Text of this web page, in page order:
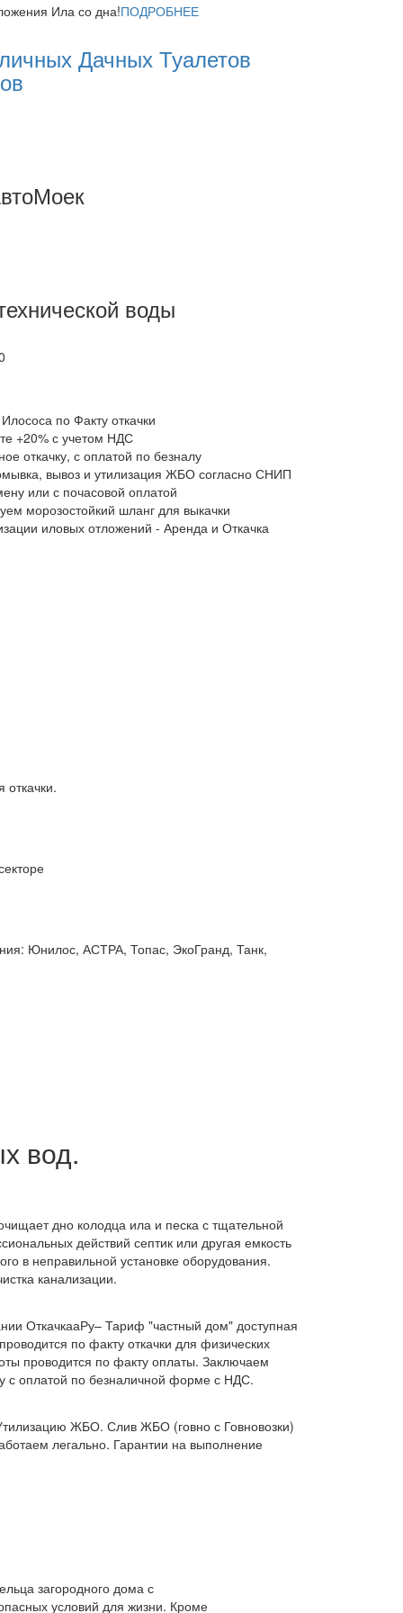
Ила со дна!ПОДРОБНЕЕ
Дачных Туалетов
воды
по Факту откачки
+20% с учетом НДС
откачку, с оплатой по безналу
вывоз и утилизация ЖБО согласно СНИП
или с почасовой оплатой
морозостойкий шланг для выкачки
иловых отложений - Аренда и Откачка
Юнилос, АСТРА, Топас, ЭкоГранд, Танк,
вод.
дно колодца ила и песка с тщательной
действий септик или другая емкость
в неправильной установке оборудования.
канализации.
ОткачкааРу– Тариф "частный дом" доступная
по факту откачки для физических
проводится по факту оплаты. Заключаем
с оплатой по безналичной форме с НДС.
ЖБО. Слив ЖБО (говно с Говновозки)
легально. Гарантии на выполнение
загородного дома с
условий для жизни. Кроме